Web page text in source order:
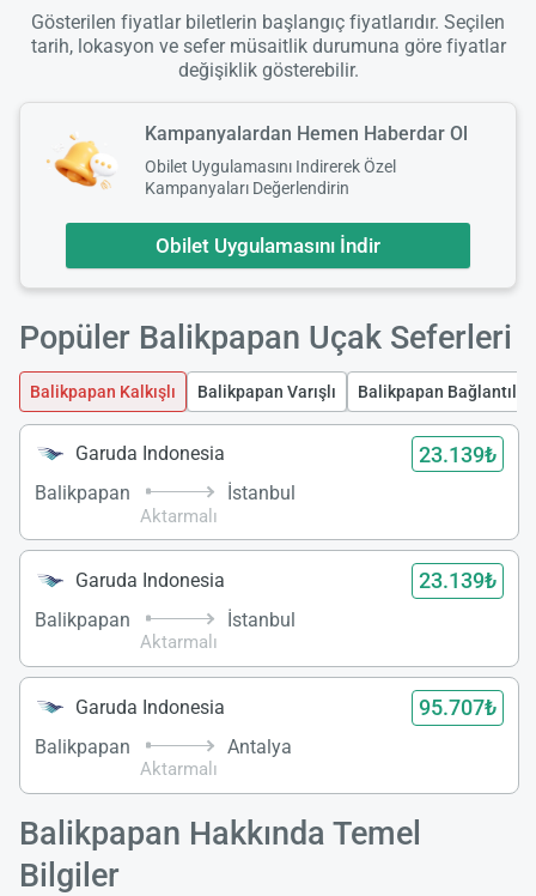
Gösterilen fiyatlar biletlerin başlangıç fiyatlarıdır. Seçilen
tarih, lokasyon ve sefer müsaitlik durumuna göre fiyatlar
değişiklik gösterebilir.
Kampanyalardan Hemen Haberdar Ol
Obilet Uygulamasını Indirerek Özel
Kampanyaları Değerlendirin
Obilet Uygulamasını İndir
Popüler Balikpapan Uçak Seferleri
Balikpapan Kalkışlı Balikpapan Varışlı Balikpapan Bağlantılı
Garuda Indonesia 23.139₺
Balikpapan
Aktarmalı
İstanbul
Garuda Indonesia 23.139₺
Balikpapan
Aktarmalı
İstanbul
Garuda Indonesia 95.707₺
Balikpapan
Aktarmalı
Antalya
Balikpapan Hakkında Temel
Bilgiler